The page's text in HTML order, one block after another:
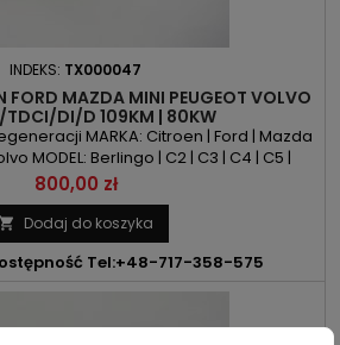
INDEKS: TX000047
FORD MAZDA MINI PEUGEOT VOLVO
TDCI/DI/D 109KM | 80KW
MARKA: Citroen | Ford | Mazda
MODEL: Berlingo | C2 | C3 | C4 | C5 |
| Focus | Mondeo | Mazda 3 | Clubman |
206 | 207 | 307 | 308 | 3008 | 407 | 5008 |
KOD SILNIKA: 9HZ | D4164T | DV6TED4
1560 ccm 1.6D | DI | HDI | TDCI...
Cena
800,00 zł
 Dodaj do koszyka
Tel:+48-717-358-575